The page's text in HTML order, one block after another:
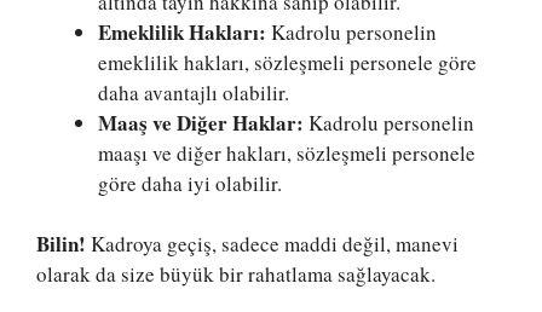
Emeklilik Hakları: Kadrolu personelin
emeklilik hakları, sözleşmeli personele göre
daha avantajlı olabilir.
Maaş ve Diğer Haklar: Kadrolu personelin
maaşı ve diğer hakları, sözleşmeli personele
göre daha iyi olabilir.
Bilin! Kadroya geçiş, sadece maddi değil, manevi
olarak da size büyük bir rahatlama sağlayacak.